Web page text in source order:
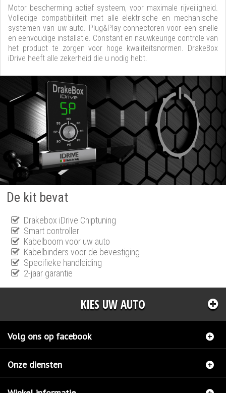
Motor bescherming actief systeem, voor maximale rijveiligheid.
Volledige compatibiliteit met alle elektrische en mechanische
systemen van uw auto. Plug&Play-connectoren voor een snelle
en eenvoudige installatie. Constant en nauwkeurige controle van
het product te zorgen voor hoge kwaliteitsnormen. DrakeBox
iDrive heeft alle zekerheid die u nodig hebt.
De kit bevat
Drakebox iDrive Chiptuning
Smart controller
Kabelboom voor uw auto
Kabelbinders voor de bevestiging
Specifieke handleiding
2-jaar garantie
KIES UW AUTO
Volg ons op facebook
Onze diensten